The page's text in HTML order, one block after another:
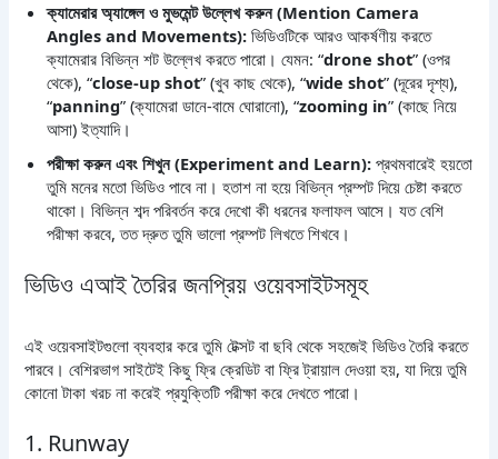
ক্যামেরার অ্যাঙ্গেল ও মুভমেন্ট উল্লেখ করুন (Mention Camera
Angles and Movements): ভিডিওটিকে আরও আকর্ষণীয় করতে
ক্যামেরার বিভিন্ন শট উল্লেখ করতে পারো। যেমন: “drone shot” (ওপর
থেকে), “close-up shot” (খুব কাছ থেকে), “wide shot” (দূরের দৃশ্য),
“panning” (ক্যামেরা ডানে-বামে ঘোরানো), “zooming in” (কাছে নিয়ে
আসা) ইত্যাদি।
পরীক্ষা করুন এবং শিখুন (Experiment and Learn): প্রথমবারেই হয়তো
তুমি মনের মতো ভিডিও পাবে না। হতাশ না হয়ে বিভিন্ন প্রম্পট দিয়ে চেষ্টা করতে
থাকো। বিভিন্ন শব্দ পরিবর্তন করে দেখো কী ধরনের ফলাফল আসে। যত বেশি
পরীক্ষা করবে, তত দ্রুত তুমি ভালো প্রম্পট লিখতে শিখবে।
ভিডিও এআই তৈরির জনপ্রিয় ওয়েবসাইটসমূহ
এই ওয়েবসাইটগুলো ব্যবহার করে তুমি টেক্সট বা ছবি থেকে সহজেই ভিডিও তৈরি করতে
পারবে। বেশিরভাগ সাইটেই কিছু ফ্রি ক্রেডিট বা ফ্রি ট্রায়াল দেওয়া হয়, যা দিয়ে তুমি
কোনো টাকা খরচ না করেই প্রযুক্তিটি পরীক্ষা করে দেখতে পারো।
1. Runway